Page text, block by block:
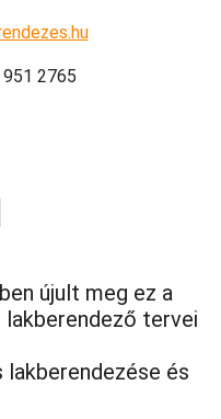
2765
újult meg ez a
tervei
lakberendezése és